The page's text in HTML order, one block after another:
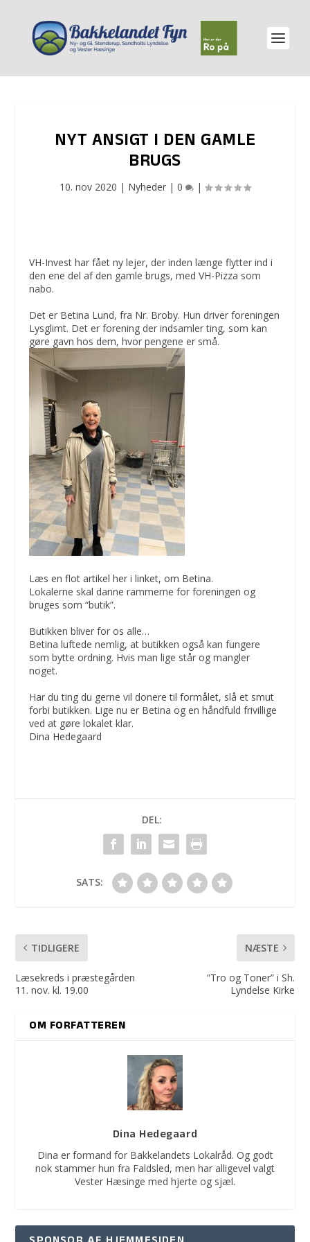
NYT ANSIGT I DEN GAMLE
BRUGS
10. nov 2020 | Nyheder | 0 |
VH-Invest har fået ny lejer, der inden længe flytter ind i
den ene del af den gamle brugs, med VH-Pizza som
nabo.
Det er Betina Lund, fra Nr. Broby. Hun driver foreningen
Lysglimt. Det er forening der indsamler ting, som kan
gøre gavn hos dem, hvor pengene er små.
Læs en flot artikel her i linket, om Betina.
Lokalerne skal danne rammerne for foreningen og
bruges som “butik”.
Butikken bliver for os alle…
Betina luftede nemlig, at butikken også kan fungere
som bytte ordning. Hvis man lige står og mangler
noget.
Har du ting du gerne vil donere til formålet, slå et smut
forbi butikken. Lige nu er Betina og en håndfuld frivillige
ved at gøre lokalet klar.
Dina Hedegaard
DEL:
SATS:
TIDLIGERE
Læsekreds i præstegården
11. nov. kl. 19.00
NÆSTE
”Tro og Toner” i Sh.
Lyndelse Kirke
OM FORFATTEREN
Dina Hedegaard
Dina er formand for Bakkelandets Lokalråd. Og godt
nok stammer hun fra Faldsled, men har alligevel valgt
Vester Hæsinge med hjerte og sjæl.